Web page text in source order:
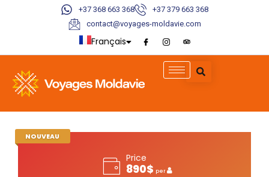
+37 368 663 368
+37 379 663 368
contact@voyages-moldavie.com
Français
Deutsch
NOUVEAU
Price
890$ per